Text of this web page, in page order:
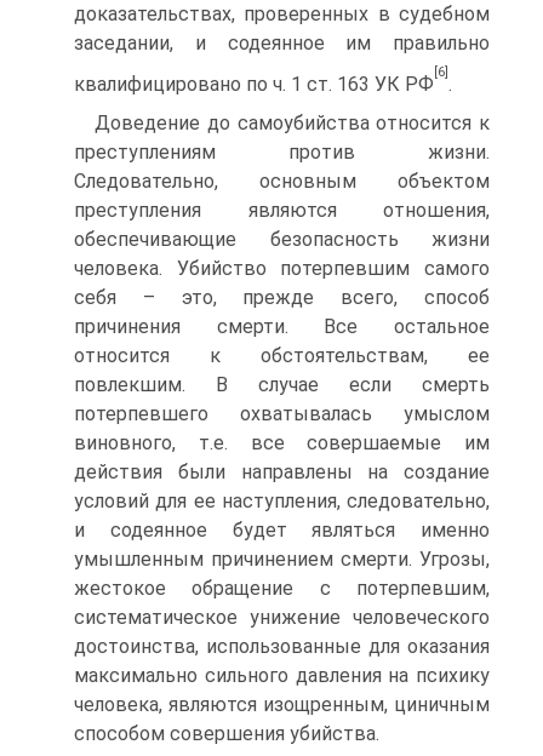
доказательствах, проверенных в судебном
заседании, и содеянное им правильно
квалифицировано по ч. 1 ст. 163 УК РФ
[6]
.
Доведение до самоубийства относится к
преступлениям против жизни.
Следовательно, основным объектом
преступления являются отношения,
обеспечивающие безопасность жизни
человека. Убийство потерпевшим самого
себя – это, прежде всего, способ
причинения смерти. Все остальное
относится к обстоятельствам, ее
повлекшим. В случае если смерть
потерпевшего охватывалась умыслом
виновного, т.е. все совершаемые им
действия были направлены на создание
условий для ее наступления, следовательно,
и содеянное будет являться именно
умышленным причинением смерти. Угрозы,
жестокое обращение с потерпевшим,
систематическое унижение человеческого
достоинства, использованные для оказания
максимально сильного давления на психику
человека, являются изощренным, циничным
способом совершения убийства.